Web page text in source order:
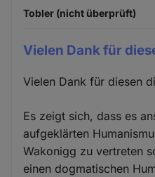
Tobler (nicht überprüft)
Vielen Dank für
Vielen Dank für diesen
Es zeigt sich, dass es
aufgeklärten
Wakonigg zu vertreten
einen dogmatischen